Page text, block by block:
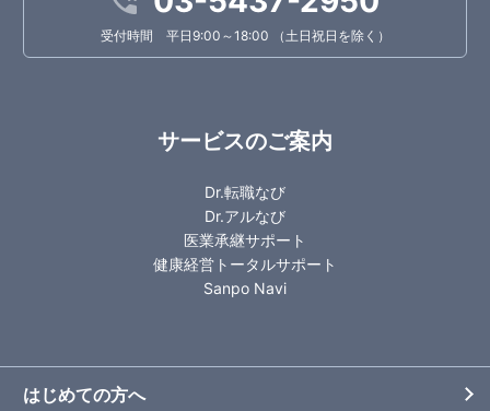
受付時間 平日9:00～18:00 （土日祝日を除く）
サービスのご案内
Dr.転職なび
Dr.アルなび
医業承継サポート
健康経営トータルサポート
Sanpo Navi
はじめての方へ